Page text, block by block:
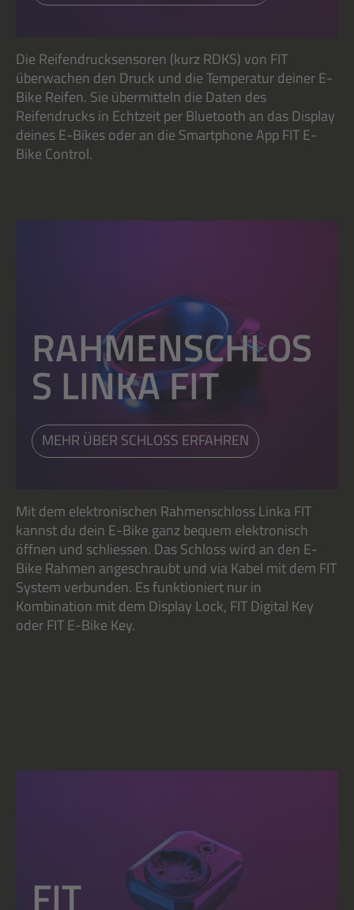
Die Reifendrucksensoren (kurz RDKS) von FIT
überwachen den Druck und die Temperatur deiner E-
Bike Reifen. Sie übermitteln die Daten des
Reifendrucks in Echtzeit per Bluetooth an das Display
deines E-Bikes oder an die Smartphone App FIT E-
Bike Control.
RAHMENSCHLOS
S LINKA FIT
MEHR ÜBER SCHLOSS ERFAHREN
Mit dem elektronischen Rahmenschloss Linka FIT
kannst du dein E-Bike ganz bequem elektronisch
öffnen und schliessen. Das Schloss wird an den E-
Bike Rahmen angeschraubt und via Kabel mit dem FIT
System verbunden. Es funktioniert nur in
Kombination mit dem Display Lock, FIT Digital Key
oder FIT E-Bike Key.
FIT